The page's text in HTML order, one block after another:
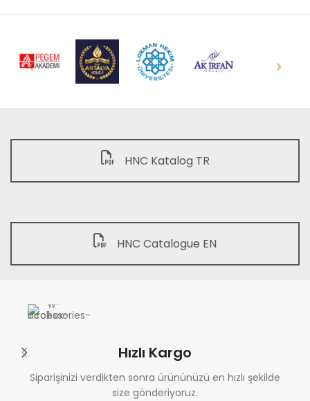
HNC Katalog TR
HNC Catalogue EN
Hızlı Kargo
Siparişinizi verdikten sonra ürününüzü en hızlı şekilde
size gönderiyoruz.